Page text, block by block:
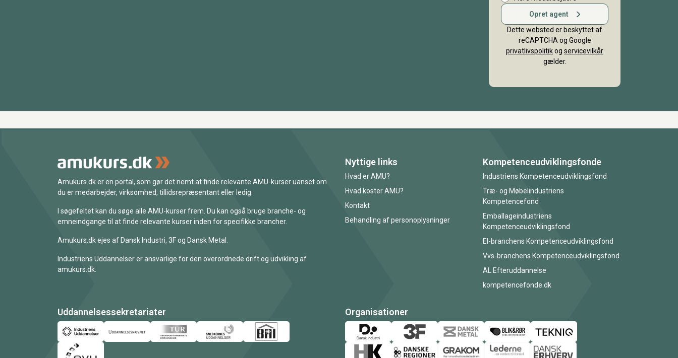
Opret agent
Dette websted er beskyttet af
reCAPTCHA og Google
privatlivspolitikog servicevilkår
gælder.
Amukurs.dk er en portal, som gør det nemt at finde relevante AMU-kurser uanset om
du er medarbejder, virksomhed, tillidsrepræsentant eller ledig.
I søgefeltet kan du søge alle AMU-kurser frem. Du kan også bruge branche- og
emneindgange til at finde relevante kurser inden for specifikke brancher.
Amukurs.dk ejes af Dansk Industri, 3F og Dansk Metal.
Industriens Uddannelser er ansvarlige for den overordnede drift og udvikling af
amukurs.dk.
Nyttige links
Hvad er AMU?
Hvad koster AMU?
Kontakt
Behandling af personoplysninger
Kompetenceudviklingsfonde
Industriens Kompetenceudviklingsfond
Træ- og Møbelindustriens
Kompetencefond
Emballageindustriens
Kompetenceudviklingsfond
El-branchens Kompetenceudviklingsfond
Vvs-branchens Kompetenceudviklingsfond
AL Efteruddannelse
kompetencefonde.dk
Uddannelsessekretariater Organisationer